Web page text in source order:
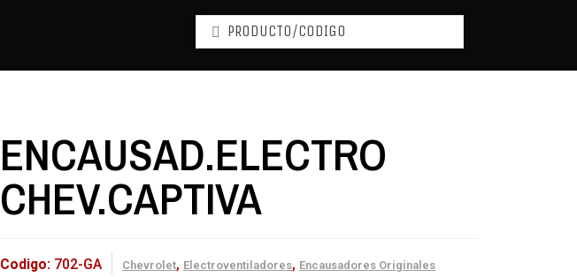
ENCAUSAD.ELECTRO
CHEV.CAPTIVA
Codigo: 702-GA Chevrolet, Electroventiladores, Encausadores Originales